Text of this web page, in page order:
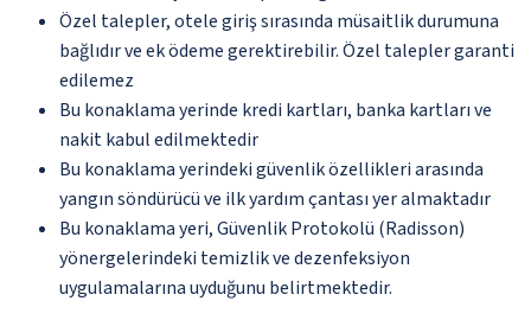
Özel talepler, otele giriş sırasında müsaitlik durumuna
bağlıdır ve ek ödeme gerektirebilir. Özel talepler garanti
edilemez
Bu konaklama yerinde kredi kartları, banka kartları ve
nakit kabul edilmektedir
Bu konaklama yerindeki güvenlik özellikleri arasında
yangın söndürücü ve ilk yardım çantası yer almaktadır
Bu konaklama yeri, Güvenlik Protokolü (Radisson)
yönergelerindeki temizlik ve dezenfeksiyon
uygulamalarına uyduğunu belirtmektedir.